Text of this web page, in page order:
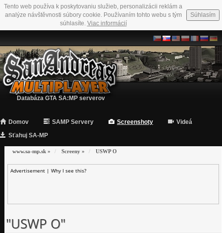
Tento web používa k poskytovaniu služieb, personalizácii reklám a
analýze návštěvnosti súbory cookie. Používaním tohto webu s tým
súhlasíte. Viac informácií
Súhlasím
Databáza GTA SA:MP serverov
Domov SAMP Servery Screenshoty
Videá
Sťahuj SA-MP
www.sa-mp.sk » Screeny » USWP O
Advertisement | Why I see this?
"USWP O"